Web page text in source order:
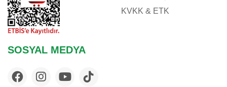
KVKK & ETK
SOSYAL MEDYA